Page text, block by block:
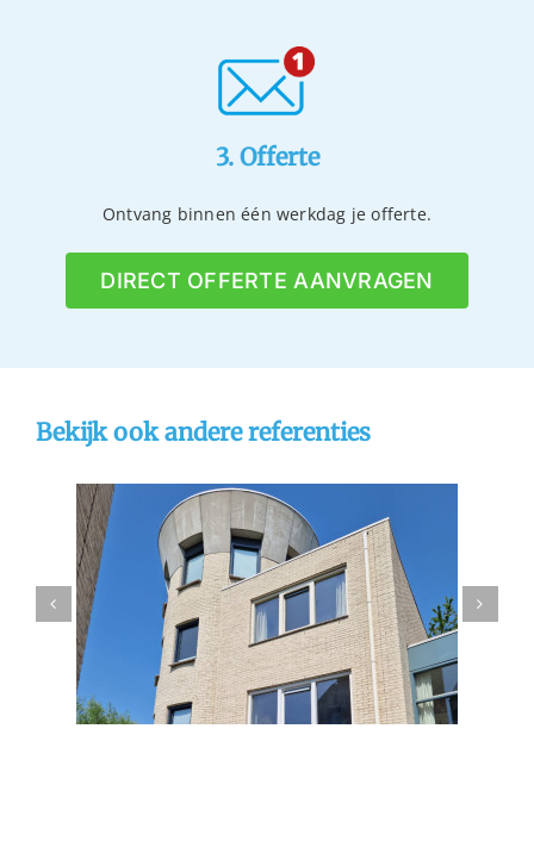
3. Offerte
Ontvang binnen één werkdag je offerte.
DIRECT OFFERTE AANVRAGEN
Bekijk ook andere referenties
Gevelrenovatie Dordrecht
gevelreiniging referentie stralen